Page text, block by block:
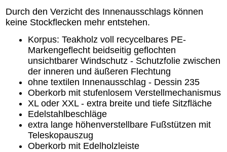
Durch den Verzicht des Innenausschlags können
keine Stockflecken mehr entstehen.
Korpus: Teakholz voll recycelbares PE-
Markengeflecht beidseitig geflochten
unsichtbarer Windschutz - Schutzfolie zwischen
der inneren und äußeren Flechtung
ohne textilen Innenausschlag - Dessin 235
Oberkorb mit stufenlosem Verstellmechanismus
XL oder XXL - extra breite und tiefe Sitzfläche
Edelstahlbeschläge
extra lange höhenverstellbare Fußstützen mit
Teleskopauszug
Oberkorb mit Edelholzleiste